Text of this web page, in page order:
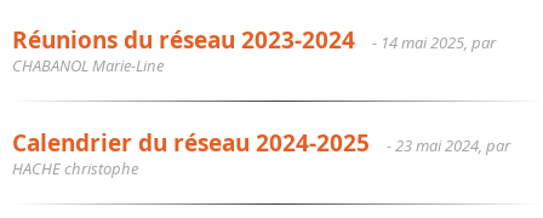
Réunions du réseau 2023-2024
- 14 mai 2025, par
CHABANOL Marie-Line
Calendrier du réseau 2024-2025
- 23 mai 2024, par
HACHE christophe